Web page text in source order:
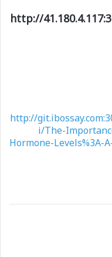
http://
http://
i/The-
Hormone-